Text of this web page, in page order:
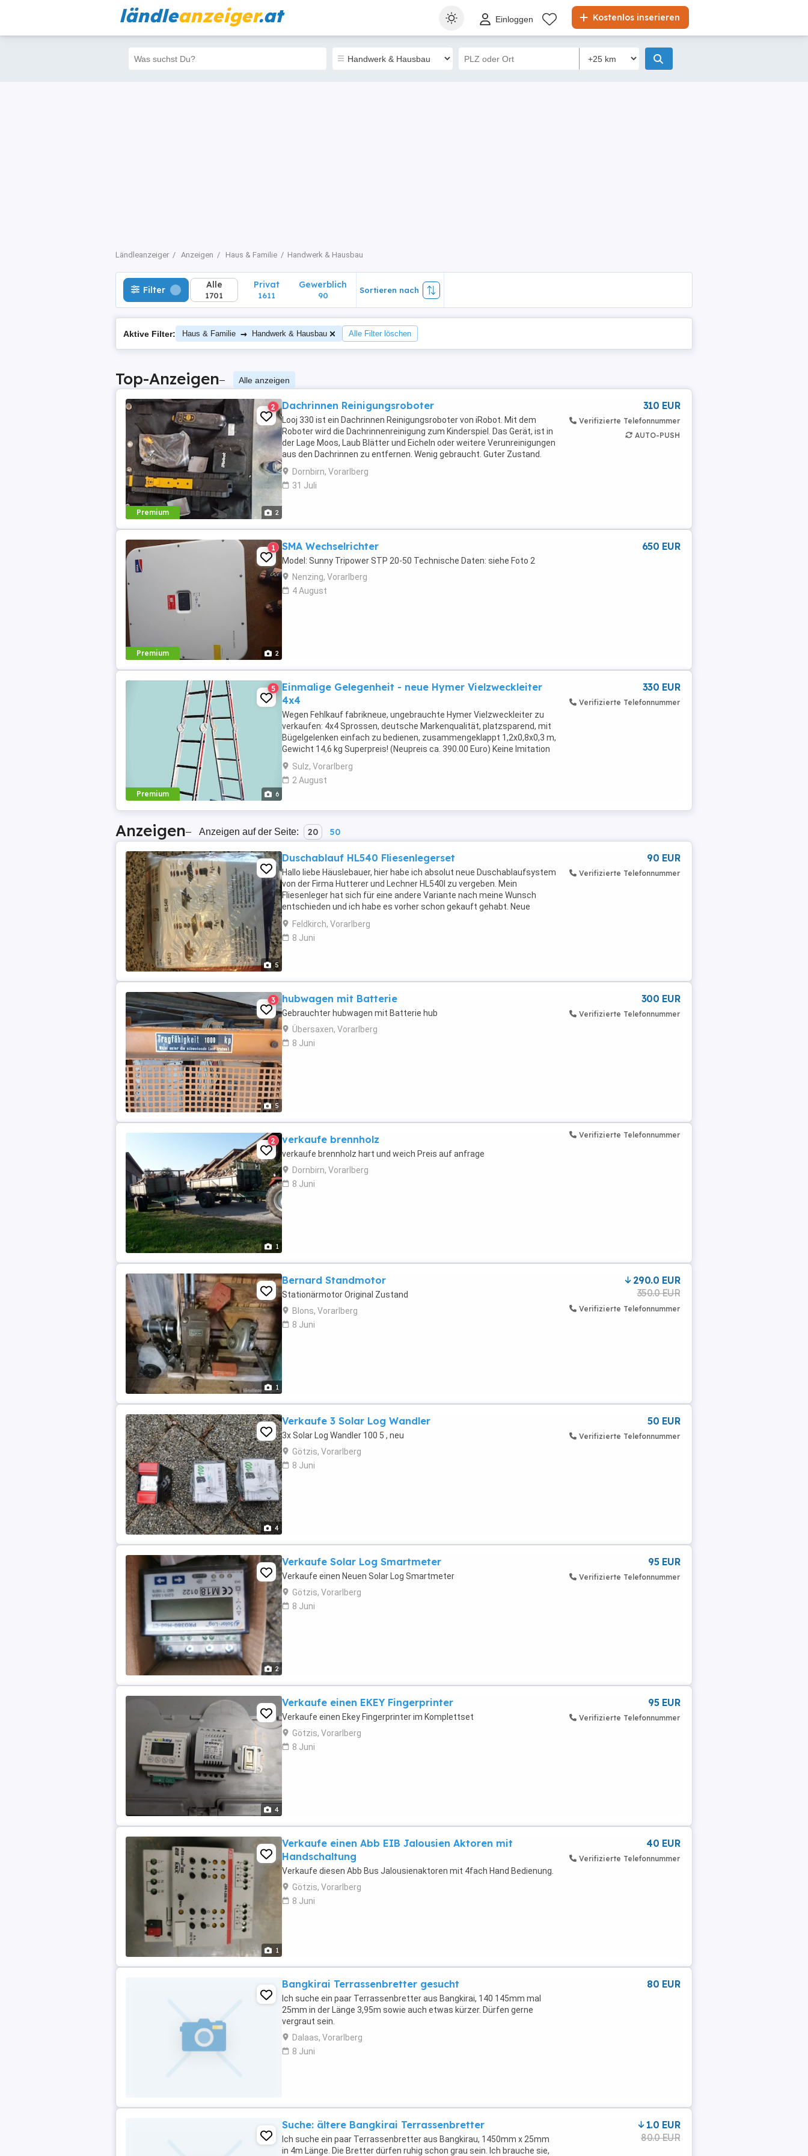
ländleanzeiger.at Kostenlos inserieren
Einloggen
Ländleanzeiger Anzeigen Haus & Familie Handwerk & Hausbau
Filter Alle
1701
Privat
1611
Filter Alle
1701
Privat
1611
Gewerblich
90
Sortieren nach
Aktive Filter: Haus & Familie → Handwerk & Hausbau Alle Filter löschen
Top-Anzeigen– Alle anzeigen
Premium 2
2 Dachrinnen Reinigungsroboter
Looj 330 ist ein Dachrinnen Reinigungsroboter von iRobot. Mit dem
Roboter wird die Dachrinnenreinigung zum Kinderspiel. Das Gerät, ist in
der Lage Moos, Laub Blätter und Eicheln oder weitere Verunreinigungen
aus den Dachrinnen zu entfernen. Wenig gebraucht. Guter Zustand.
Video:
Dornbirn, Vorarlberg
31 Juli
310 EUR
Verifizierte Telefonnummer
AUTO-PUSH
Premium 2
1 SMA Wechselrichter
Model: Sunny Tripower STP 20-50 Technische Daten: siehe Foto 2
Nenzing, Vorarlberg
4 August
650 EUR
Premium 6
5
Einmalige Gelegenheit - neue Hymer Vielzweckleiter
4x4
Wegen Fehlkauf fabrikneue, ungebrauchte Hymer Vielzweckleiter zu
verkaufen: 4x4 Sprossen, deutsche Markenqualität, platzsparend, mit
Bügelgelenken einfach zu bedienen, zusammengeklappt 1,2x0,8x0,3 m,
Gewicht 14,6 kg Superpreis! (Neupreis ca. 390.00 Euro) Keine Imitation
(diese kursieren im Internet ebenso ...
Sulz, Vorarlberg
2 August
330 EUR
Verifizierte Telefonnummer
Anzeigen– Anzeigen auf der Seite: 20 50
5
Duschablauf HL540 Fliesenlegerset
Hallo liebe Häuslebauer, hier habe ich absolut neue Duschablaufsystem
von der Firma Hutterer und Lechner HL540I zu vergeben. Mein
Fliesenleger hat sich für eine andere Variante nach meine Wunsch
entschieden und ich habe es vorher schon gekauft gehabt. Neue
kostet 160 , hier um halbe Preis zu haben. ...
Feldkirch, Vorarlberg
8 Juni
90 EUR
Verifizierte Telefonnummer
5
3 hubwagen mit Batterie
Gebrauchter hubwagen mit Batterie hub
Übersaxen, Vorarlberg
8 Juni
300 EUR
Verifizierte Telefonnummer
1
2 verkaufe brennholz
verkaufe brennholz hart und weich Preis auf anfrage
Dornbirn, Vorarlberg
8 Juni
Verifizierte Telefonnummer
1
Bernard Standmotor
Stationärmotor Original Zustand
Blons, Vorarlberg
8 Juni
290.0 EUR
350.0 EUR
Verifizierte Telefonnummer
4
Verkaufe 3 Solar Log Wandler
3x Solar Log Wandler 100 5 , neu
Götzis, Vorarlberg
8 Juni
50 EUR
Verifizierte Telefonnummer
2
Verkaufe Solar Log Smartmeter
Verkaufe einen Neuen Solar Log Smartmeter
Götzis, Vorarlberg
8 Juni
95 EUR
Verifizierte Telefonnummer
4
Verkaufe einen EKEY Fingerprinter
Verkaufe einen Ekey Fingerprinter im Komplettset
Götzis, Vorarlberg
8 Juni
95 EUR
Verifizierte Telefonnummer
1
Verkaufe einen Abb EIB Jalousien Aktoren mit
Handschaltung
Verkaufe diesen Abb Bus Jalousienaktoren mit 4fach Hand Bedienung.
Götzis, Vorarlberg
8 Juni
40 EUR
Verifizierte Telefonnummer
Bangkirai Terrassenbretter gesucht
Ich suche ein paar Terrassenbretter aus Bangkirai, 140 145mm mal
25mm in der Länge 3,95m sowie auch etwas kürzer. Dürfen gerne
vergraut sein.
Dalaas, Vorarlberg
8 Juni
80 EUR
Suche: ältere Bangkirai Terrassenbretter
Ich suche ein paar Terrassenbretter aus Bangkirau, 1450mm x 25mm
in 4m Länge. Die Bretter dürfen ruhig schon grau sein. Ich brauche sie,
1.0 EUR
80.0 EUR